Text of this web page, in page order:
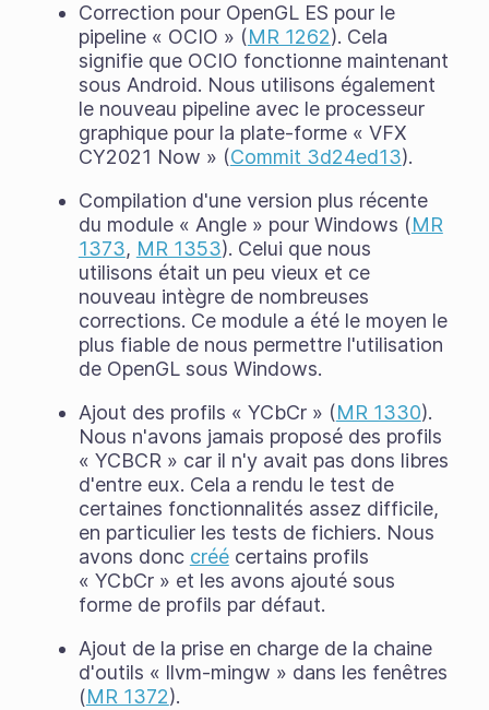
Correction pour OpenGL ES pour le
pipeline « OCIO » (MR 1262). Cela
signifie que OCIO fonctionne maintenant
sous Android. Nous utilisons également
le nouveau pipeline avec le processeur
graphique pour la plate-forme « VFX
CY2021 Now » (Commit 3d24ed13).
Compilation d'une version plus récente
du module « Angle » pour Windows (MR
1373, MR 1353). Celui que nous
utilisons était un peu vieux et ce
nouveau intègre de nombreuses
corrections. Ce module a été le moyen le
plus fiable de nous permettre l'utilisation
de OpenGL sous Windows.
Ajout des profils « YCbCr » (MR 1330).
Nous n'avons jamais proposé des profils
« YCBCR » car il n'y avait pas dons libres
d'entre eux. Cela a rendu le test de
certaines fonctionnalités assez difficile,
en particulier les tests de fichiers. Nous
avons donc créécertains profils
« YCbCr » et les avons ajouté sous
forme de profils par défaut.
Ajout de la prise en charge de la chaine
d'outils « llvm-mingw » dans les fenêtres
(MR 1372).